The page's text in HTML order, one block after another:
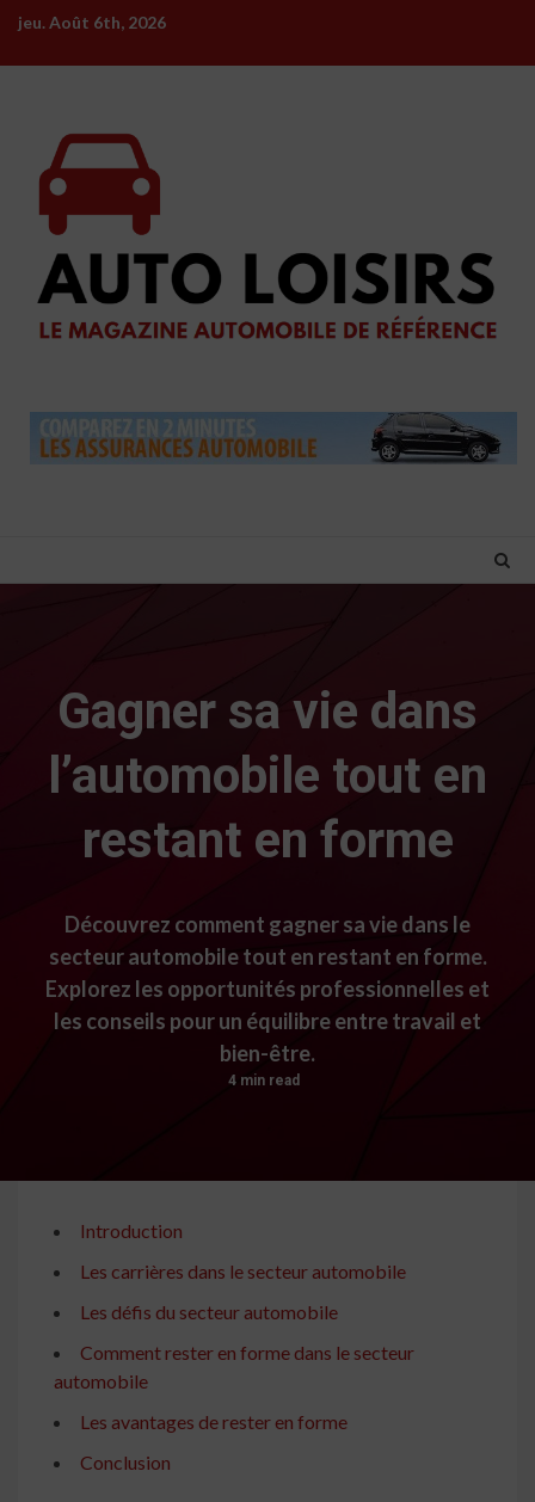
Skip
content
jeu. Août 6th, 2026
Gagner sa vie dans
l’automobile tout en
restant en forme
Découvrez comment gagner sa vie dans le
secteur automobile tout en restant en forme.
Explorez les opportunités professionnelles et
les conseils pour un équilibre entre travail et
bien-être.
4 min read
Introduction
Les carrières dans le secteur automobile
Les défis du secteur automobile
Comment rester en forme dans le secteur
automobile
Les avantages de rester en forme
Conclusion